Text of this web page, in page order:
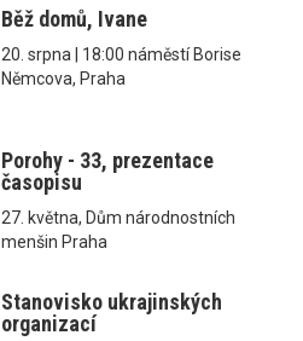
Běž domů, Ivane
20. srpna | 18:00 náměstí Borise
Němcova, Praha
Porohy - 33, prezentace
časopisu
27. května, Dům národnostních
menšin Praha
Stanovisko ukrajinských
organizací